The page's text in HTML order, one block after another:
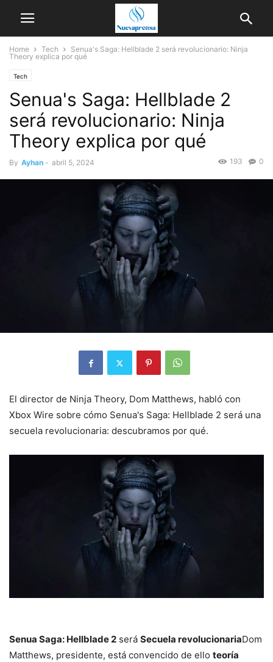
Home Tech
Senua's Saga: Hellblade 2 será revolucionario: Ninja
Theory explica por qué
Tech
Senua's Saga: Hellblade 2
será revolucionario: Ninja
Theory explica por qué
By Ayhan - abril 5, 2024 0
193
El director de Ninja Theory, Dom Matthews, habló con
Xbox Wire sobre cómo Senua's Saga: Hellblade 2 será una
secuela revolucionaria: descubramos por qué.
Senua Saga: Hellblade 2 será Secuela revolucionariaDom
Matthews, presidente, está convencido de ello teoría